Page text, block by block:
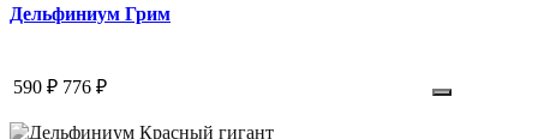
Дельфиниум Грим
590 ₽ 776 ₽